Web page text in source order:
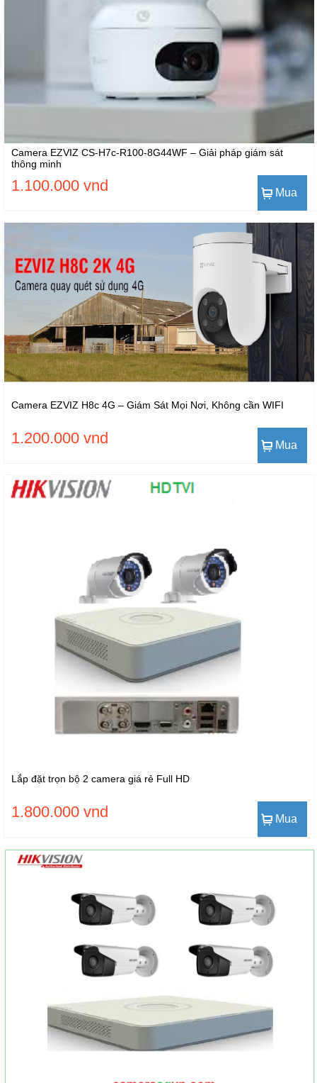
Camera EZVIZ CS-H7c-R100-8G44WF – Giải pháp giám sát
thông minh
1.100.000 vnd Mua
Camera EZVIZ H8c 4G – Giám Sát Mọi Nơi, Không cần WIFI
1.200.000 vnd Mua
Lắp đặt trọn bộ 2 camera giá rẻ Full HD
1.800.000 vnd Mua